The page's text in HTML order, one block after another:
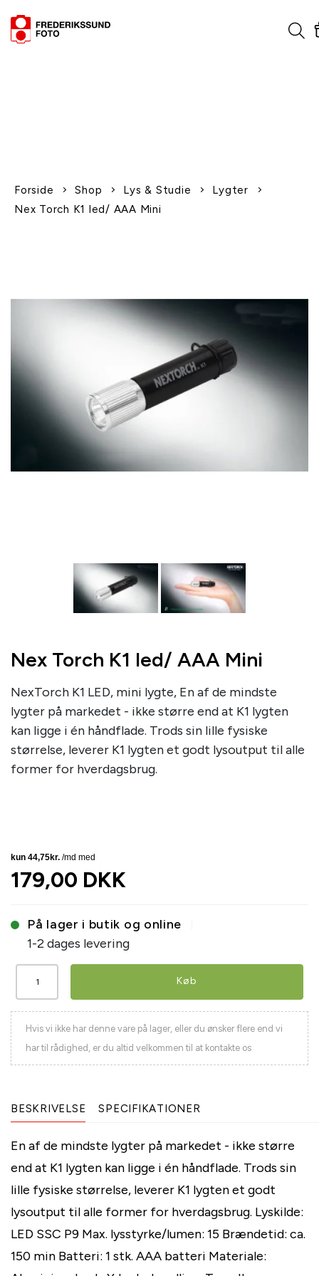
Forside Shop Lys & Studie
Lygter
Nex Torch K1 led/ AAA Mini
Nex Torch K1 led/ AAA Mini
NexTorch K1 LED, mini lygte, En af de mindste
lygter på markedet - ikke større end at K1 lygten
kan ligge i én håndflade. Trods sin lille fysiske
størrelse, leverer K1 lygten et godt lysoutput til alle
former for hverdagsbrug.
179,00 DKK
På lager i butik og online
1-2 dages levering
Køb
Hvis vi ikke har denne vare på lager, eller du ønsker flere end vi
har til rådighed, er du altid velkommen til at kontakte os
BESKRIVELSE SPECIFIKATIONER
En af de mindste lygter på markedet - ikke større
end at K1 lygten kan ligge i én håndflade. Trods sin
lille fysiske størrelse, leverer K1 lygten et godt
lysoutput til alle former for hverdagsbrug. Lyskilde:
LED SSC P9 Max. lysstyrke/lumen: 15 Brændetid: ca.
150 min Batteri: 1 stk. AAA batteri Materiale: